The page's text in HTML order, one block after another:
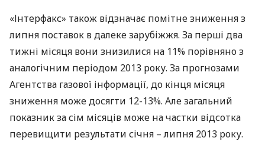
«Інтерфакс» також відзначає помітне зниження з
липня поставок в далеке зарубіжжя. За перші два
тижні місяця вони знизилися на 11% порівняно з
аналогічним періодом 2013 року. За прогнозами
Агентства газової інформації, до кінця місяця
зниження може досягти 12-13%. Але загальний
показник за сім місяців може на частки відсотка
перевищити результати січня – липня 2013 року.